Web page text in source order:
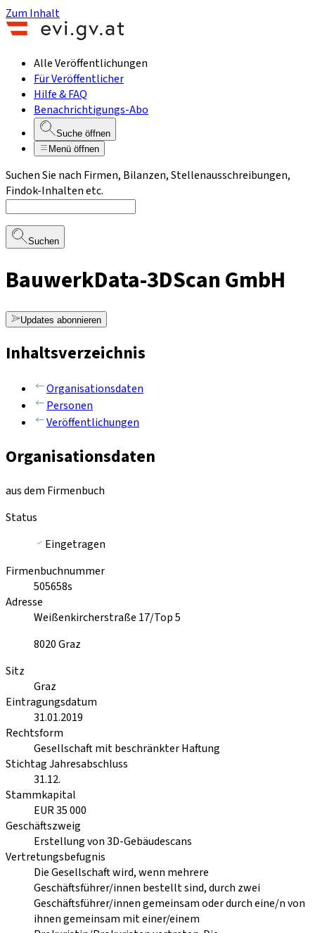
Zum Inhalt
Alle Veröffentlichungen
Für Veröffentlicher
Hilfe & FAQ
Benachrichtigungs-Abo
Suche öffnen
Menü öffnen
Suchen Sie nach Firmen, Bilanzen, Stellenausschreibungen,
Findok-Inhalten etc.
Suchen
BauwerkData-3DScan GmbH
Updates abonnieren
Inhaltsverzeichnis
Organisationsdaten
Personen
Veröffentlichungen
Organisationsdaten
aus dem Firmenbuch
Status
Eingetragen
Firmenbuchnummer
505658s
Adresse
Weißenkircherstraße 17/Top 5
8020Graz
Sitz
Graz
Eintragungsdatum
31.01.2019
Rechtsform
Gesellschaft mit beschränkter Haftung
Stichtag Jahresabschluss
31.12.
Stammkapital
EUR 35 000
Geschäftszweig
Erstellung von 3D-Gebäudescans
Vertretungsbefugnis
Die Gesellschaft wird, wenn mehrere
Geschäftsführer/innen bestellt sind, durch zwei
Geschäftsführer/innen gemeinsam oder durch eine/n von
ihnen gemeinsam mit einer/einem